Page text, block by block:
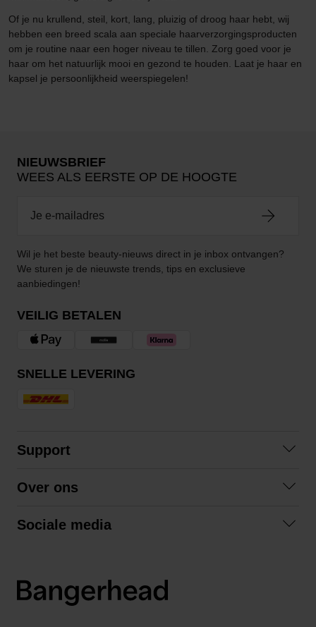
Of je nu krullend, steil, kort, lang, pluizig of droog haar hebt, wij
hebben een breed scala aan speciale haarverzorgingsproducten
om je routine naar een hoger niveau te tillen. Zorg goed voor je
haar om het natuurlijk mooi en gezond te houden. Laat je haar en
kapsel je persoonlijkheid weerspiegelen!
NIEUWSBRIEF
WEES ALS EERSTE OP DE HOOGTE
Wil je het beste beauty-nieuws direct in je inbox ontvangen?
We sturen je de nieuwste trends, tips en exclusieve
aanbiedingen!
VEILIG BETALEN
SNELLE LEVERING
Support
Algemene voorwaarden
Over ons
Sociale media
LinkedIn